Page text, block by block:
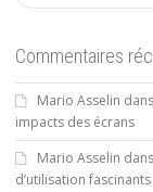
Commentaires
Mario Asselin dans
impacts des écrans
Mario Asselin dans
d’utilisation fascinants